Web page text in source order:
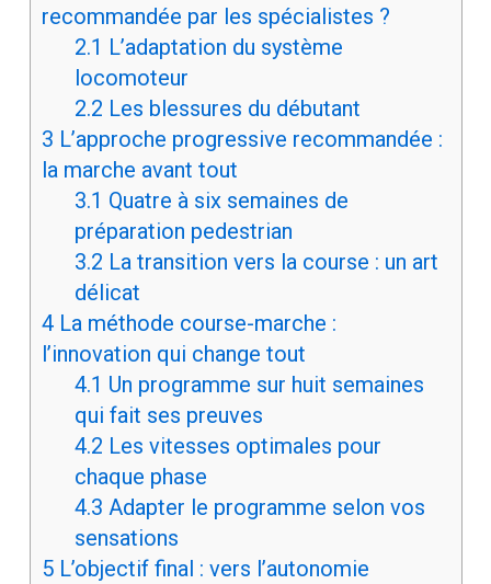
recommandée par les spécialistes ?
2.1 L’adaptation du système
locomoteur
2.2 Les blessures du débutant
3 L’approche progressive recommandée :
la marche avant tout
3.1 Quatre à six semaines de
préparation pedestrian
3.2 La transition vers la course : un art
délicat
4La méthode course-marche :
l’innovation qui change tout
4.1 Un programme sur huit semaines
qui fait ses preuves
4.2 Les vitesses optimales pour
chaque phase
4.3 Adapter le programme selon vos
sensations
5L’objectif final : vers l’autonomie